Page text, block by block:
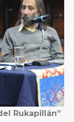
Rukapillán”